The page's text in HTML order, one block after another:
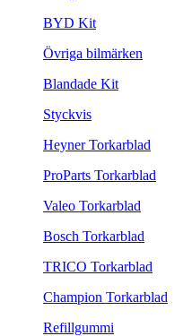
BYD Kit
Övriga bilmärken
Blandade Kit
Styckvis
Heyner Torkarblad
ProParts Torkarblad
Valeo Torkarblad
Bosch Torkarblad
TRICO Torkarblad
Champion Torkarblad
Refillgummi